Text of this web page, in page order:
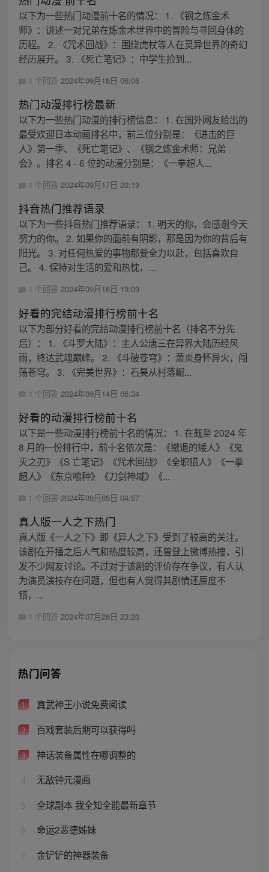
以下为一些热门动漫前十名的情况： 1. 《钢之炼金术
师》：讲述一对兄弟在炼金术世界中的冒险与寻回身体的
历程。 2. 《咒术回战》：围绕虎杖等人在灵异世界的奇幻
经历展开。 3. 《死亡笔记》：中学生捡到...
1 个回答 2024年09月18日 06:06
热门动漫排行榜最新
以下为一些热门动漫的排行榜信息： 1. 在国外网友给出的
最受欢迎日本动画排名中，前三位分别是：《进击的巨
人》第一季、《死亡笔记》、《钢之炼金术师：兄弟
会》。排名 4 - 6 位的动漫分别是：《一拳超人...
1 个回答 2024年09月17日 20:19
抖音热门推荐语录
以下为一些抖音热门推荐语录： 1. 明天的你，会感谢今天
努力的你。 2. 如果你的面前有阴影，那是因为你的背后有
阳光。 3. 对任何热爱的事物都要全力以赴，包括喜欢自
己。 4. 保持对生活的爱和热忱，...
1 个回答 2024年09月16日 19:09
好看的完结动漫排行榜前十名
以下为部分好看的完结动漫排行榜前十名（排名不分先
后）： 1. 《斗罗大陆》：主人公唐三在异界大陆历经风
雨，终达武魂巅峰。 2. 《斗破苍穹》：萧炎身怀异火，闯
荡苍穹。 3. 《完美世界》：石昊从村落崛...
1 个回答 2024年09月14日 06:34
好看的动漫排行榜前十名
以下是一些动漫排行榜前十名的情况： 1. 在截至 2024 年
8 月的一份排行中，前十名依次是：《撤退的矮人》《鬼
灭之刃》《S 亡笔记》《咒术回战》《全职猎人》《一拳
超人》《东京喰种》《刀剑神域》《...
1 个回答 2024年09月05日 04:57
真人版一人之下热门
真人版《一人之下》即《异人之下》受到了较高的关注。
该剧在开播之后人气和热度较高，还曾登上微博热搜，引
发不少网友讨论。不过对于该剧的评价存在争议，有人认
为演员演技存在问题，但也有人觉得其剧情还原度不
错，...
1 个回答 2024年07月28日 23:20
热门问答
1 真武神王小说免费阅读
2 百戏套装后期可以获得吗
3 神话装备属性在哪调整的
4 无敌钟元漫画
5 全球副本 我全知全能最新章节
6 命运2恶德姊妹
7 金铲铲的神器装备